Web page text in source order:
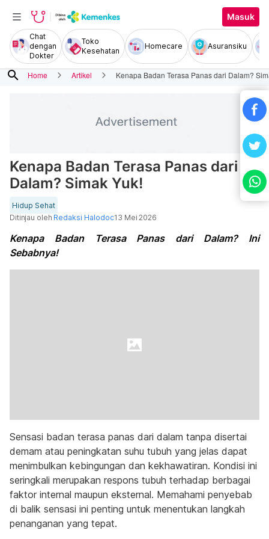
Masuk
Chat
dengan
Dokter
Toko
Kesehatan
Homecare Asuransiku
search Home Artikel Kenapa Badan Terasa Panas dari Dalam?
Kenapa Badan Terasa Panas dari
Dalam? Simak Yuk!
Hidup Sehat
Ditinjau oleh Redaksi Halodoc13 Mei 2026
Kenapa Badan Terasa Panas dari Dalam? Ini
Sebabnya!
Sensasi badan terasa panas dari dalam tanpa disertai
demam atau peningkatan suhu tubuh yang jelas dapat
menimbulkan kebingungan dan kekhawatiran. Kondisi ini
seringkali merupakan respons tubuh terhadap berbagai
faktor internal maupun eksternal. Memahami penyebab
di balik sensasi ini penting untuk menentukan langkah
penanganan yang tepat.